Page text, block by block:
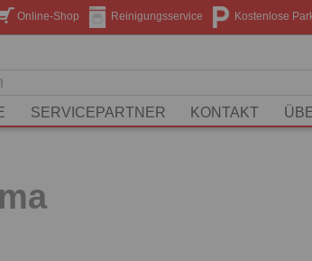
Kostenlose
Reinigungsservice
Online-Shop
SERVICEPARTNER KONTAKT